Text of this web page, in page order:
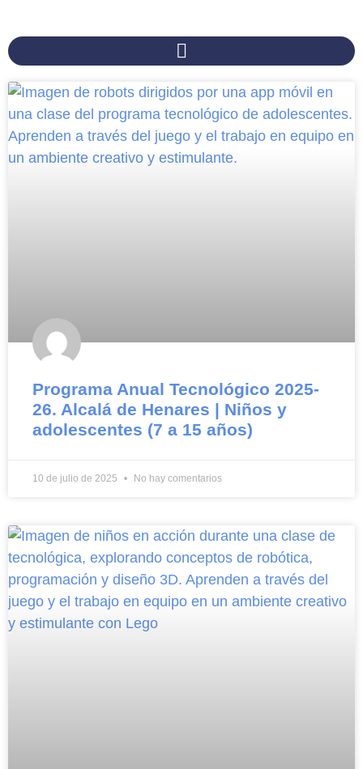
Programa Anual Tecnológico 2025-
26. Alcalá de Henares | Niños y
adolescentes (7 a 15 años)
10 de julio de 2025 No hay comentarios